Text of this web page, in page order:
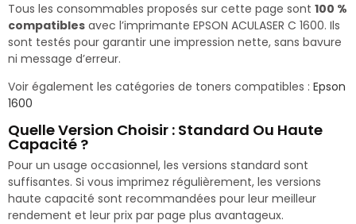
Tous les consommables proposés sur cette page sont 100 %
compatibles avec l’imprimante EPSON ACULASER C 1600. Ils
sont testés pour garantir une impression nette, sans bavure
ni message d’erreur.
Voir également les catégories de toners compatibles : Epson
1600
Quelle Version Choisir : Standard Ou Haute
Capacité ?
Pour un usage occasionnel, les versions standard sont
suffisantes. Si vous imprimez régulièrement, les versions
haute capacité sont recommandées pour leur meilleur
rendement et leur prix par page plus avantageux.